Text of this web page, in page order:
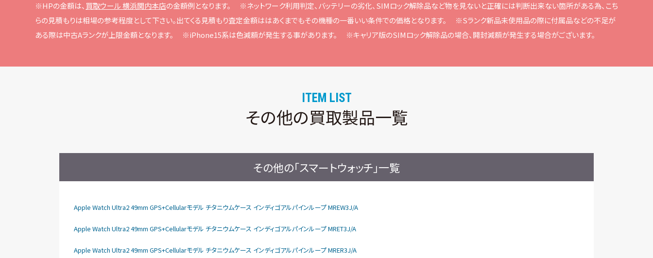
※HPの⾦額は、 買取ウール 横浜関内本店の⾦額例となります。
※ネットワーク利⽤判定、バッテリーの劣化、SIMロック解除品など物を⾒ないと正確には判断出来ない箇所がある為、こち
らの⾒積もりは相場の参考程度として下さい。出てくる⾒積もり査定⾦額ははあくまでもその機種の⼀番いい条件での価格となります。
※Sランク新品未使⽤品の際に付属品などの不⾜が
ある際は中古Aランクが上限⾦額となります。
※iPhone15系は⾊減額が発⽣する事があります。 ※キャリア版のSIMロック解除品の場合、開封減額が発⽣する場合がございます。
ITEM LIST
その他の買取製品一覧
その他の「スマートウォッチ」一覧
Apple Watch Ultra2 49mm GPS+Cellularモデル チタニウムケース インディゴアルパインループ MREW3J/A
Apple Watch Ultra2 49mm GPS+Cellularモデル チタニウムケース インディゴアルパインループ MRET3J/A
Apple Watch Ultra2 49mm GPS+Cellularモデル チタニウムケース インディゴアルパインループ MRER3J/A